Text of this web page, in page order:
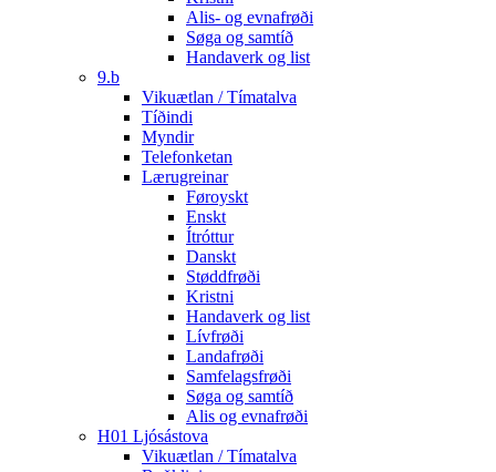
Alis- og evnafrøði
Søga og samtíð
Handaverk og list
9.b
Vikuætlan / Tímatalva
Tíðindi
Myndir
Telefonketan
Lærugreinar
Føroyskt
Enskt
Ítróttur
Danskt
Støddfrøði
Kristni
Handaverk og list
Lívfrøði
Landafrøði
Samfelagsfrøði
Søga og samtíð
Alis og evnafrøði
H01 Ljósástova
Vikuætlan / Tímatalva